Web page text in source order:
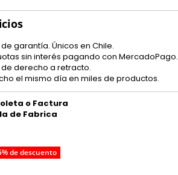
garantía. Únicos en Chile.
sin interés pagando con MercadoPago.
de derecho a retracto.
el mismo día en miles de productos.
o Factura
de Fabrica
de descuento